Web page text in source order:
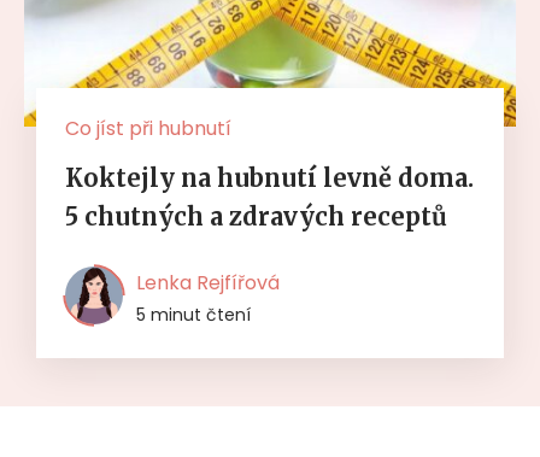
Co jíst při hubnutí
Koktejly na hubnutí levně doma.
5 chutných a zdravých receptů
Lenka Rejfířová
5 minut čtení